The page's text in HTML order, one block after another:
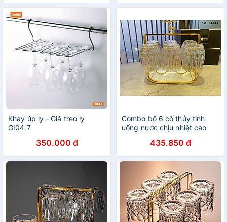
Khay úp ly - Giá treo ly
GI04.7
350.000 đ
Combo bộ 6 cố thủy tinh
uống nước chịu nhiệt cao
435.850 đ